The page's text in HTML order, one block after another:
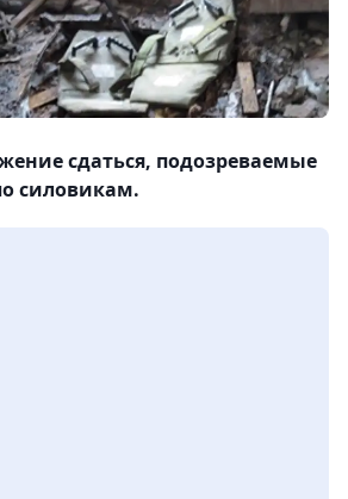
сдаться, подозреваемые
силовикам.